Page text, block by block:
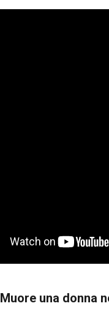
Muore una donna